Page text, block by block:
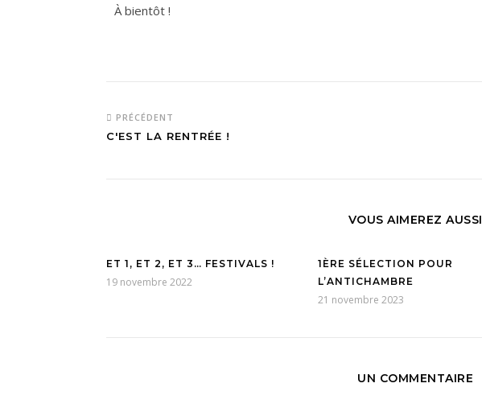
À bientôt !
PRÉCÉDENT
C'EST LA RENTRÉE !
VOUS AIMEREZ AUSSI
ET 1, ET 2, ET 3… FESTIVALS !
19 novembre 2022
1ÈRE SÉLECTION POUR
L’ANTICHAMBRE
21 novembre 2023
UN COMMENTAIRE